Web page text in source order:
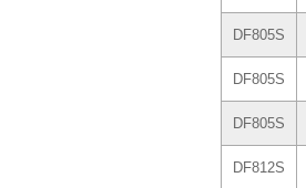
DF805S
DF805S
DF805S
DF812S